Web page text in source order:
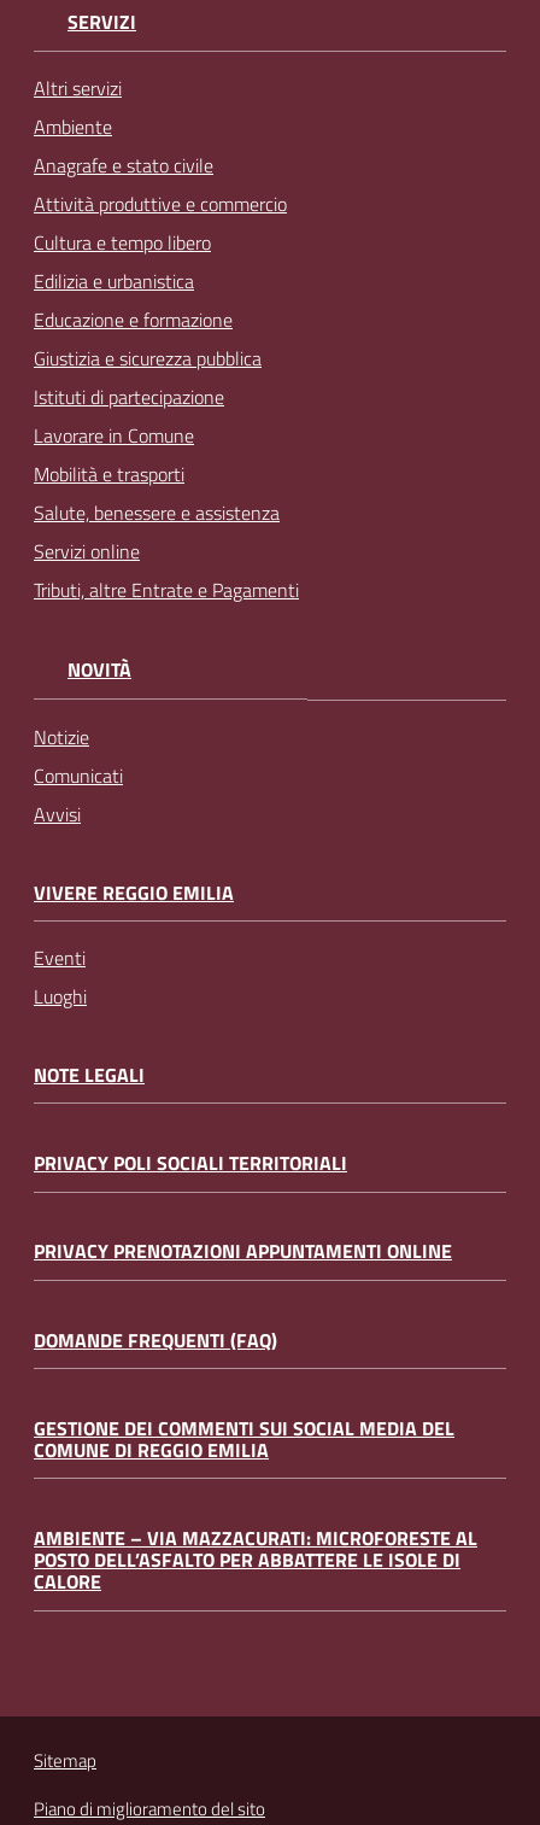
SERVIZI
Altri servizi
Ambiente
Anagrafe e stato civile
Attività produttive e commercio
Cultura e tempo libero
Edilizia e urbanistica
Educazione e formazione
Giustizia e sicurezza pubblica
Istituti di partecipazione
Lavorare in Comune
Mobilità e trasporti
Salute, benessere e assistenza
Servizi online
Tributi, altre Entrate e Pagamenti
NOVITÀ
Notizie
Comunicati
Avvisi
VIVERE REGGIO EMILIA
Eventi
Luoghi
NOTE LEGALI
PRIVACY POLI SOCIALI TERRITORIALI
PRIVACY PRENOTAZIONI APPUNTAMENTI ONLINE
DOMANDE FREQUENTI (FAQ)
GESTIONE DEI COMMENTI SUI SOCIAL MEDIA DEL
COMUNE DI REGGIO EMILIA
AMBIENTE – VIA MAZZACURATI: MICROFORESTE AL
POSTO DELL’ASFALTO PER ABBATTERE LE ISOLE DI
CALORE
Sitemap
Piano di miglioramento del sito